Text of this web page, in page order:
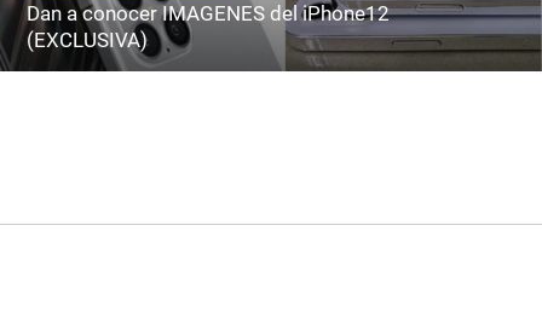
Dan a conocer IMAGENES del iPhone12
(EXCLUSIVA)